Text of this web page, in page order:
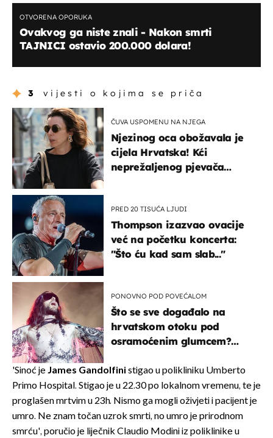
OTVORENA OPORUKA
Ovakvog ga niste znali - Nakon smrti
TAJNICI ostavio 200.000 dolara!
3 vijesti o kojima se priča
ČUVA USPOMENU NA NJEGA
Njezinog oca obožavala je
cijela Hrvatska! Kći
neprežaljenog pjevača
PRED 20 TISUĆA LJUDI
Thompson izazvao ovacije
već na početku koncerta:
"Što ću kad sam slab..."
PONOVNO POD POVEĆALOM
Što se sve događalo na
hrvatskom otoku pod
osramoćenim glumcem?
izazivaju nevjericu
'Sinoć jeJames Gandolfini stigao u polikliniku Umberto
Primo Hospital. Stigao je u 22.30 po lokalnom vremenu, te je
proglašen mrtvim u 23h. Nismo ga mogli oživjeti i pacijent je
umro. Ne znam točan uzrok smrti, no umro je prirodnom
smrću', poručio je liječnik Claudio Modini iz poliklinike u